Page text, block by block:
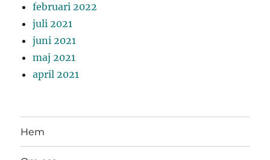
februari 2022
juli 2021
juni 2021
maj 2021
april 2021
Hem